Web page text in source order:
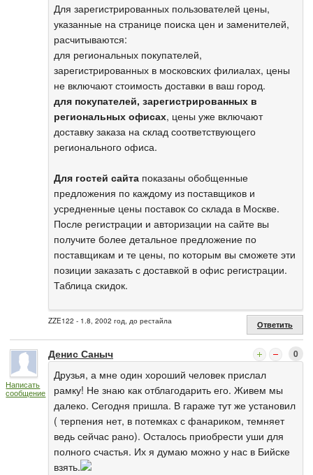
Для зарегистрированных пользователей цены,
указанные на странице поиска цен и заменителей,
расчитываются:
для региональных покупателей,
зарегистрированных в московских филиалах, цены
не включают стоимость доставки в ваш город.
для покупателей, зарегистрированных в
региональных офисах, цены уже включают
доставку заказа на склад соответствующего
регионального офиса.
Для гостей сайта показаны обобщенные
предложения по каждому из поставщиков и
усредненные цены поставок cо склада в Москве.
После регистрации и авторизации на сайте вы
получите более детальное предложение по
поставщикам и те цены, по которым вы сможете эти
позиции заказать с доставкой в офис регистрации.
Таблица скидок.
ZZE122 - 1.8, 2002 год, до рестайла Ответить
Написать
сообщение
Денис Саныч 0
Друзья, а мне один хороший человек прислал
рамку! Не знаю как отблагодарить его. Живем мы
далеко. Сегодня пришла. В гараже тут же установил
( терпения нет, в потемках с фанариком, темняет
ведь сейчас рано). Осталось приобрести уши для
полного счастья. Их я думаю можно у нас в Бийске
взять.